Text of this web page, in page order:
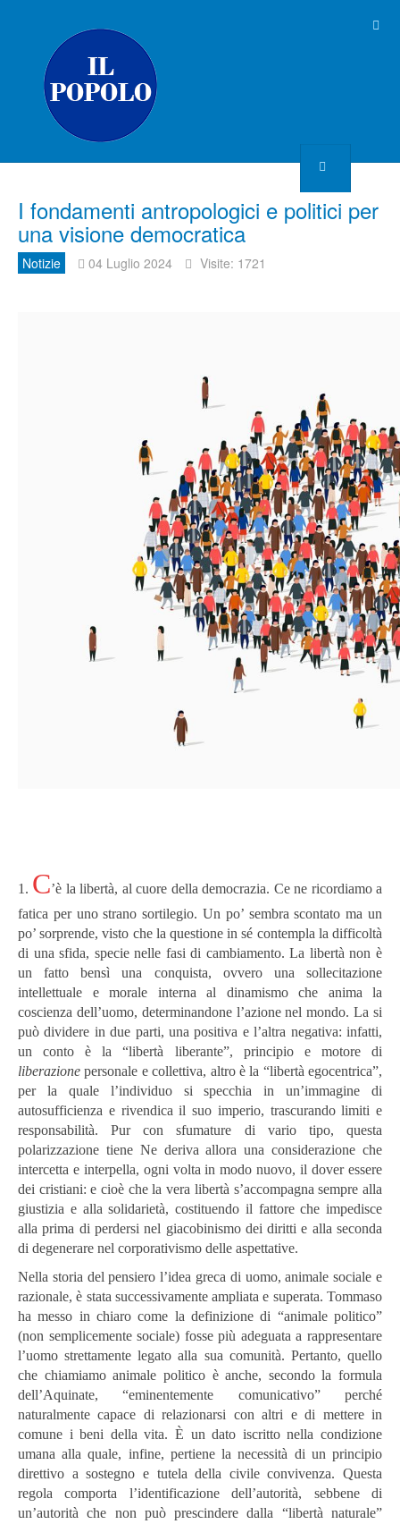
I fondamenti antropologici e politici per
una visione democratica
Notizie 04 Luglio 2024 Visite: 1721
1. C’è la libertà, al cuore della democrazia. Ce ne ricordiamo a
fatica per uno strano sortilegio. Un po’ sembra scontato ma un
po’ sorprende, visto che la questione in sé contempla la difficoltà
di una sfida, specie nelle fasi di cambiamento. La libertà non è
un fatto bensì una conquista, ovvero una sollecitazione
intellettuale e morale interna al dinamismo che anima la
coscienza dell’uomo, determinandone l’azione nel mondo. La si
può dividere in due parti, una positiva e l’altra negativa: infatti,
un conto è la “libertà liberante”, principio e motore di
liberazionepersonale e collettiva, altro è la “libertà egocentrica”,
per la quale l’individuo si specchia in un’immagine di
autosufficienza e rivendica il suo imperio, trascurando limiti e
responsabilità. Pur con sfumature di vario tipo, questa
polarizzazione tiene Ne deriva allora una considerazione che
intercetta e interpella, ogni volta in modo nuovo, il dover essere
dei cristiani: e cioè che la vera libertà s’accompagna sempre alla
giustizia e alla solidarietà, costituendo il fattore che impedisce
alla prima di perdersi nel giacobinismo dei diritti e alla seconda
di degenerare nel corporativismo delle aspettative.
Nella storia del pensiero l’idea greca di uomo, animale sociale e
razionale, è stata successivamente ampliata e superata. Tommaso
ha messo in chiaro come la definizione di “animale politico”
(non semplicemente sociale) fosse più adeguata a rappresentare
l’uomo strettamente legato alla sua comunità. Pertanto, quello
che chiamiamo animale politico è anche, secondo la formula
dell’Aquinate, “eminentemente comunicativo” perché
naturalmente capace di relazionarsi con altri e di mettere in
comune i beni della vita. È un dato iscritto nella condizione
umana alla quale, infine, pertiene la necessità di un principio
direttivo a sostegno e tutela della civile convivenza. Questa
regolacomporta l’identificazione dell’autorità, sebbene di
un’autorità che non può prescindere dalla “libertà naturale”